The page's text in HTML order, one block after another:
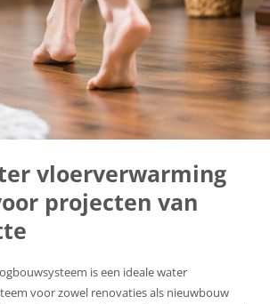
vloerverwarming
projecten van
is een ideale water
voor zowel renovaties als nieuwbouw